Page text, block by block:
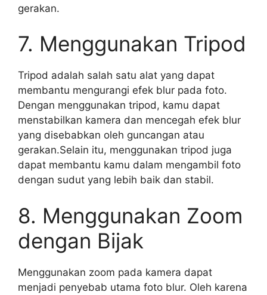
gerakan.
7. Menggunakan Tripod
Tripod adalah salah satu alat yang dapat
membantu mengurangi efek blur pada foto.
Dengan menggunakan tripod, kamu dapat
menstabilkan kamera dan mencegah efek blur
yang disebabkan oleh guncangan atau
gerakan.Selain itu, menggunakan tripod juga
dapat membantu kamu dalam mengambil foto
dengan sudut yang lebih baik dan stabil.
8. Menggunakan Zoom
dengan Bijak
Menggunakan zoom pada kamera dapat
menjadi penyebab utama foto blur. Oleh karena